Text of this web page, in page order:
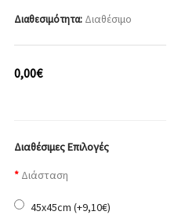
Διαθεσιμότητα: Διαθέσιμο
0,00€
Διαθέσιμες Επιλογές
Διάσταση
45x45cm (+9,10€)